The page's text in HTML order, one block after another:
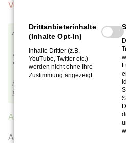
Versand nur gegen
SP0004
19,90€
inkl. MwSt.,
5,69
Auf Lager.
Anzahl:
Drittanbieterinhalte
(Inhalte Opt-In)
Inhalte Dritter (z.B.
YouTube, Twitter etc.)
werden nicht ohne Ihre
Zustimmung angezeigt.